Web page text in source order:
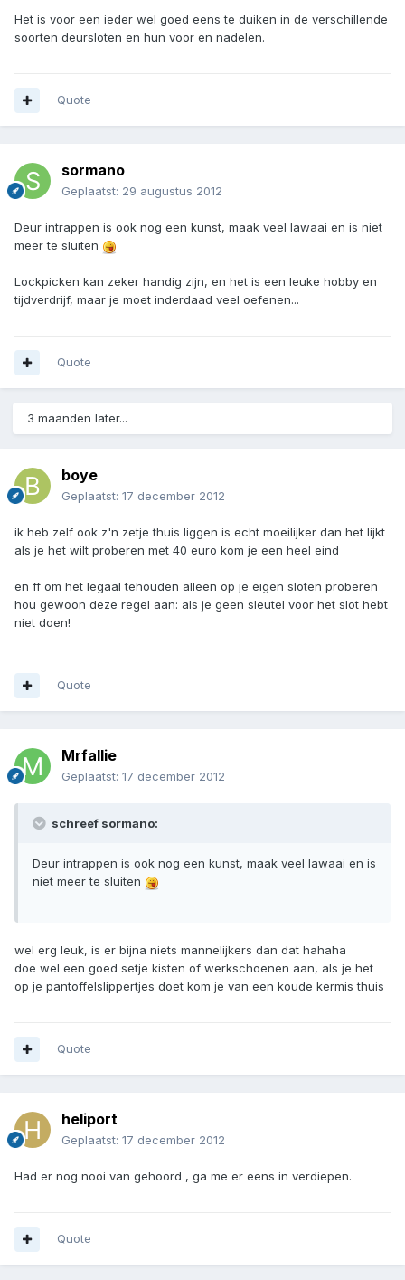
Het is voor een ieder wel goed eens te duiken in de verschillende
soorten deursloten en hun voor en nadelen.
Quote
sormano
Geplaatst: 29 augustus 2012
Deur intrappen is ook nog een kunst, maak veel lawaai en is niet
meer te sluiten
Lockpicken kan zeker handig zijn, en het is een leuke hobby en
tijdverdrijf, maar je moet inderdaad veel oefenen...
Quote
3 maanden later...
boye
Geplaatst: 17 december 2012
ik heb zelf ook z'n zetje thuis liggen is echt moeilijker dan het lijkt
als je het wilt proberen met 40 euro kom je een heel eind
en ff om het legaal tehouden alleen op je eigen sloten proberen
hou gewoon deze regel aan: als je geen sleutel voor het slot hebt
niet doen!
Quote
Mrfallie
Geplaatst: 17 december 2012
schreef sormano:
Deur intrappen is ook nog een kunst, maak veel lawaai en is
niet meer te sluiten
wel erg leuk, is er bijna niets mannelijkers dan dat hahaha
doe wel een goed setje kisten of werkschoenen aan, als je het
op je pantoffelslippertjes doet kom je van een koude kermis thuis
Quote
heliport
Geplaatst: 17 december 2012
Had er nog nooi van gehoord , ga me er eens in verdiepen.
Quote